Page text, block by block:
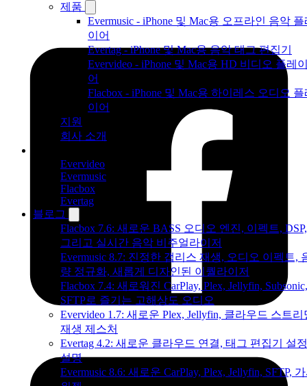
제품
Evermusic - iPhone 및 Mac용 오프라인 음악 플
이어
Evertag - iPhone 및 Mac용 음악 태그 편집기
Evervideo - iPhone 및 Mac용 HD 비디오 플레
어
Flacbox - iPhone 및 Mac용 하이레스 오디오 플
이어
지원
회사 소개
Evervideo
Evermusic
Flacbox
Evertag
블로그
Flacbox 7.6: 새로운 BASS 오디오 엔진, 이펙트, DSP,
그리고 실시간 음악 비주얼라이저
Evermusic 8.7: 진정한 갭리스 재생, 오디오 이펙트,
량 정규화, 새롭게 디자인된 이퀄라이저
Flacbox 7.4: 새로워진 CarPlay, Plex, Jellyfin, Subsonic,
SFTP로 즐기는 고해상도 오디오
Evervideo 1.7: 새로운 Plex, Jellyfin, 클라우드 스트리
재생 제스처
Evertag 4.2: 새로운 클라우드 연결, 태그 편집기 설정
설명
Evermusic 8.6: 새로운 CarPlay, Plex, Jellyfin, SFTP,